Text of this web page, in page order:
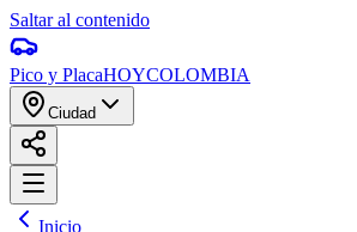
Saltar al contenido
Pico y PlacaHOYCOLOMBIA
Ciudad
Inicio